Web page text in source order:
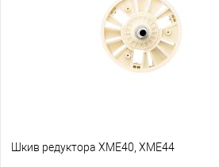
Шкив редуктора XME40, XME44